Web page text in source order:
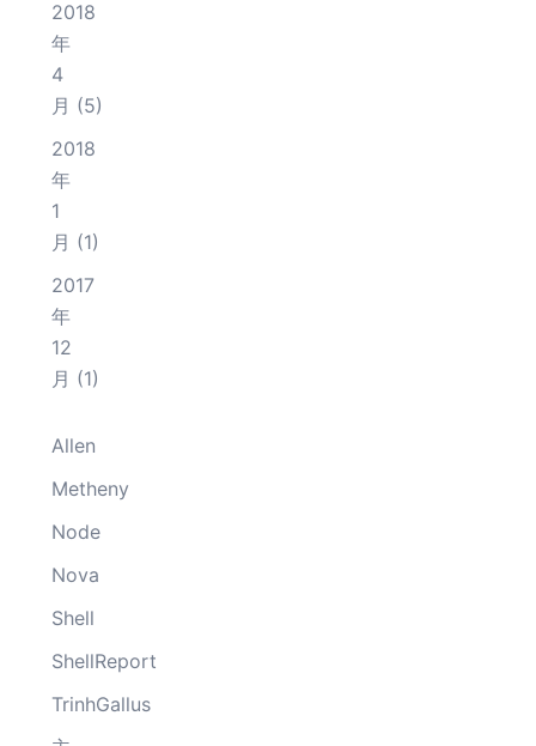
2018
年
4
月 (5)
2018
年
1
月 (1)
2017
年
12
月 (1)
Allen
Metheny
Node
Nova
Shell
ShellReport
TrinhGallus